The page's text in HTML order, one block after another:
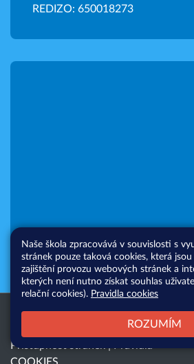
REDIZO: 650018273
Všechna práva vyhrazena. Copyright
|Přihlásit|
Přístupnost stránek
COOKIES
Naše škola zpracovává v souvislosti s
stránek pouze taková cookies, která
zajištění provozu webových stránek a
kterých není nutno získat souhlas
relační cookies). Pravidla cookies
ROZUMÍM